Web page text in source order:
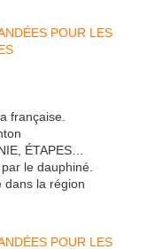
française.
ÉTAPES…
le dauphiné.
dans la région